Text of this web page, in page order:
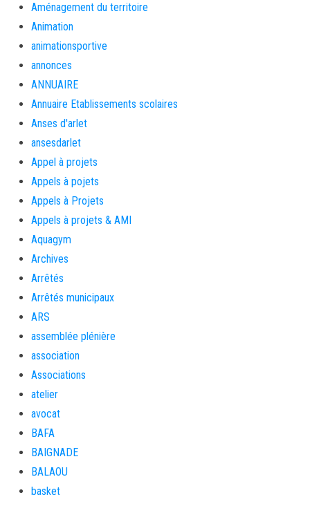
Aménagement du territoire
Animation
animationsportive
annonces
ANNUAIRE
Annuaire Etablissements scolaires
Anses d'arlet
ansesdarlet
Appel à projets
Appels à pojets
Appels à Projets
Appels à projets & AMI
Aquagym
Archives
Arrêtés
Arrêtés municipaux
ARS
assemblée plénière
association
Associations
atelier
avocat
BAFA
BAIGNADE
BALAOU
basket